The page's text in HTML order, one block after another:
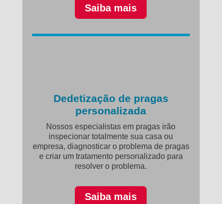
Saiba mais
Dedetização de pragas
personalizada
Nossos especialistas em pragas irão
inspecionar totalmente sua casa ou
empresa, diagnosticar o problema de pragas
e criar um tratamento personalizado para
resolver o problema.
Saiba mais